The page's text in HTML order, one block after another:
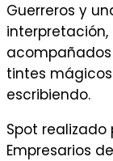
Guerreros y
tintes
escribiendo.
Spot
Empresarios